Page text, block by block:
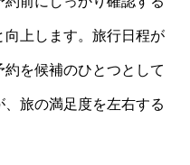
向上します。旅行日程が
を候補のひとつとして
旅の満足度を左右する